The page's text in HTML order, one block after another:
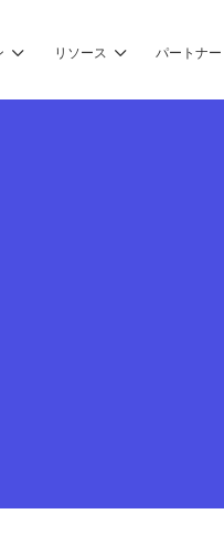
リソース パートナー